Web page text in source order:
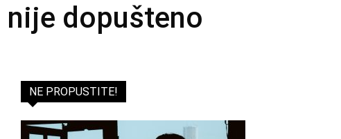
dopušteno
NE PROPUSTITE!